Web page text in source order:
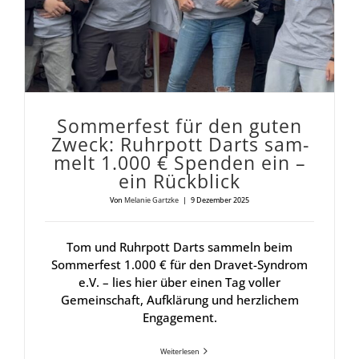
Som­mer­fest für den guten
Zweck: Ruhr­pott Darts sam­
melt 1.000 € Spen­den ein –
ein Rück­blick
Von Melanie Gartzke | 9 Dezember 2025
Tom und Ruhrpott Darts sammeln beim
Sommerfest 1.000 € für den Dravet-Syndrom
e.V. – lies hier über einen Tag voller
Gemeinschaft, Aufklärung und herzlichem
Engagement.
Weiterlesen